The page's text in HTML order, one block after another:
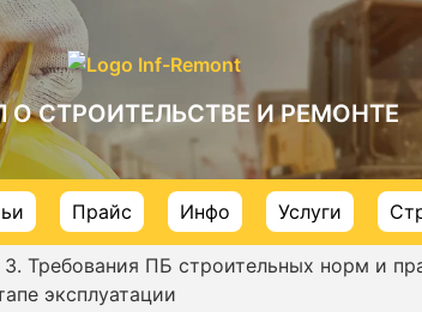
О СТРОИТЕЛЬСТВЕ И РЕМОНТЕ
Прайс Инфо Услуги
3. Требования ПБ строительных норм и
эксплуатации